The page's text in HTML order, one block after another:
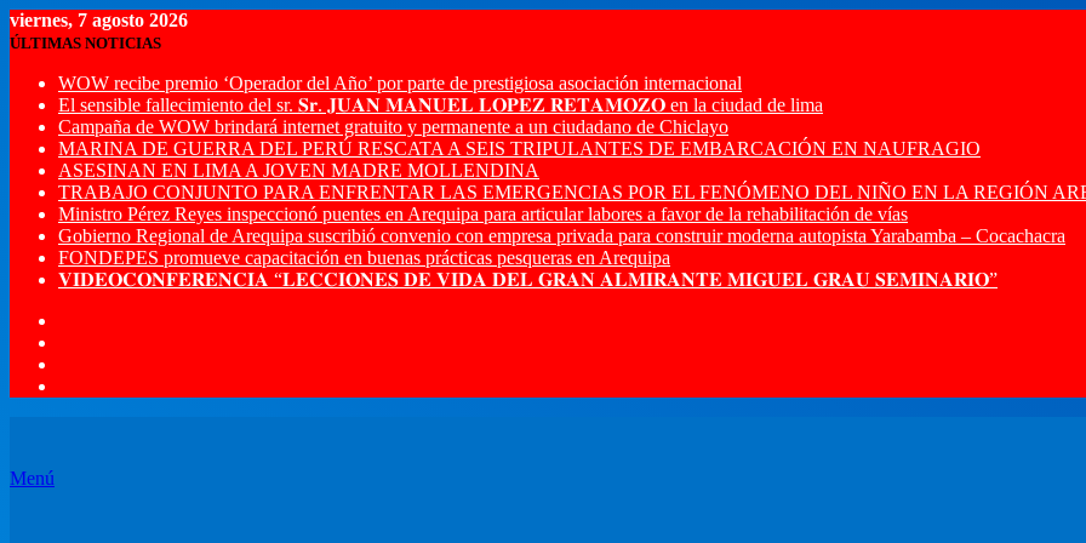
viernes, 7 agosto 2026
ÚLTIMAS NOTICIAS
WOW recibe premio ‘Operador del Año’ por parte de prestigiosa asociación internacional
El sensible fallecimiento del sr. 𝐒𝐫. 𝐉𝐔𝐀𝐍 𝐌𝐀𝐍𝐔𝐄𝐋 𝐋𝐎𝐏𝐄𝐙 𝐑𝐄𝐓𝐀𝐌𝐎𝐙𝐎 en la ciudad de lima
Campaña de WOW brindará internet gratuito y permanente a un ciudadano de Chiclayo
MARINA DE GUERRA DEL PERÚ RESCATA A SEIS TRIPULANTES DE EMBARCACIÓN EN NAUFRAGIO
ASESINAN EN LIMA A JOVEN MADRE MOLLENDINA
TRABAJO CONJUNTO PARA ENFRENTAR LAS EMERGENCIAS POR EL FENÓMENO DEL NIÑO EN LA REGIÓN
Ministro Pérez Reyes inspeccionó puentes en Arequipa para articular labores a favor de la rehabilitación de vías
Gobierno Regional de Arequipa suscribió convenio con empresa privada para construir moderna autopista Yarabamba – Cocachacra
FONDEPES promueve capacitación en buenas prácticas pesqueras en Arequipa
𝐕𝐈𝐃𝐄𝐎𝐂𝐎𝐍𝐅𝐄𝐑𝐄𝐍𝐂𝐈𝐀 “𝐋𝐄𝐂𝐂𝐈𝐎𝐍𝐄𝐒 𝐃𝐄 𝐕𝐈𝐃𝐀 𝐃𝐄𝐋 𝐆𝐑𝐀𝐍 𝐀𝐋𝐌𝐈𝐑𝐀𝐍𝐓𝐄 𝐌𝐈𝐆𝐔𝐄𝐋 𝐆𝐑𝐀𝐔 𝐒𝐄𝐌𝐈𝐍𝐀𝐑𝐈𝐎”
Menú